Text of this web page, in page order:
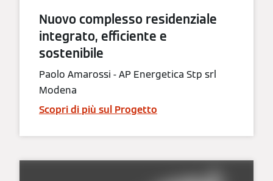
Nuovo complesso residenziale
integrato, efficiente e
sostenibile
Paolo Amarossi - AP Energetica Stp srl
Modena
Scopri di più sul Progetto